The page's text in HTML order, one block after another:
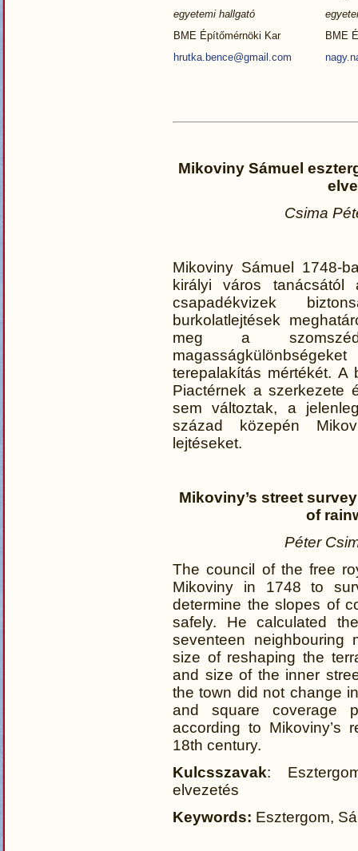
egyetemi hallgató
BME Építőmérnöki Kar
hrutka.bence@gmail.com
BME
Mikoviny Sámuel
Csima
Mikoviny Sámuel 1748-
királyi város
csapadékvizek
burkolatlejtések
meg a
terepalakítás mértékét.
Piactérnek a szerkezete
sem változtak, a
század közepén
lejtéseket.
Mikoviny’s street
of
Péter
The council of the free
Mikoviny in 1748 to
determine the slopes of
safely. He calculated
seventeen neighbouring
size of reshaping the
and size of the inner
the town did not change
and square coverage
according to Mikoviny’s
18th century.
Kulcsszavak:
elvezetés
Keywords: Esztergom,